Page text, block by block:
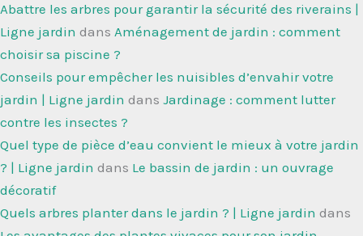
Abattre les arbres pour garantir la sécurité des riverains |
Ligne jardin dans Aménagement de jardin : comment
choisir sa piscine ?
Conseils pour empêcher les nuisibles d’envahir votre
jardin | Ligne jardin dans Jardinage : comment lutter
contre les insectes ?
Quel type de pièce d’eau convient le mieux à votre jardin
? | Ligne jardin dans Le bassin de jardin : un ouvrage
décoratif
Quels arbres planter dans le jardin ? | Ligne jardin dans